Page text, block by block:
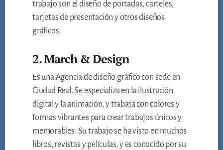
trabajo son el diseño de portadas, carteles,
tarjetas de presentación y otros diseños
gráficos.
2. March & Design
Es una Agencia de diseño gráfico con sede en
Ciudad Real. Se especializa en la ilustración
digital y la animación, y trabaja con colores y
formas vibrantes para crear trabajos únicos y
memorables. Su trabajo se ha visto en muchos
libros, revistas y películas, y es conocido por su